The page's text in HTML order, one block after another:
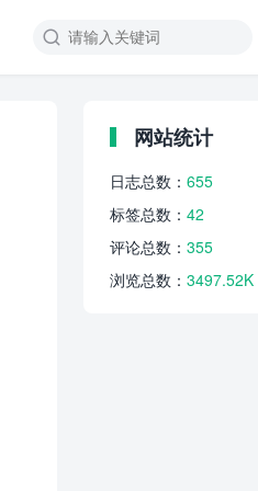

网站统计
日志总数： 655
标签总数： 42
评论总数： 355
浏览总数： 3497.52K